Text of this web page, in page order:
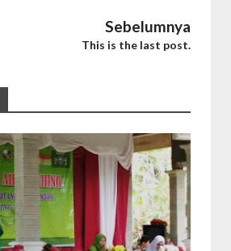
Sebelumnya
This is the last post.